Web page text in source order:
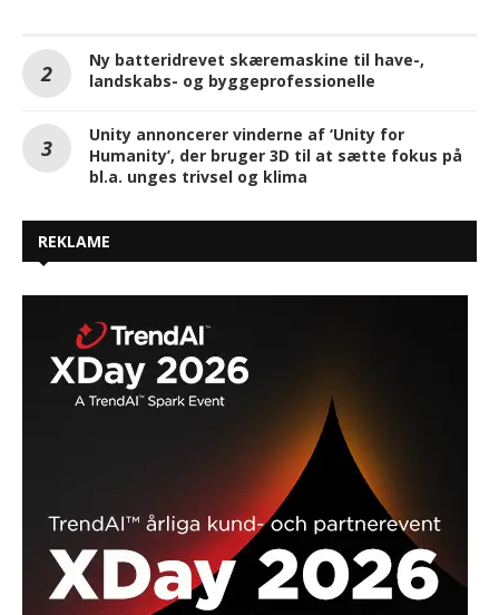
Ny batteridrevet skæremaskine til have-,
landskabs- og byggeprofessionelle
Unity annoncerer vinderne af ‘Unity for
Humanity’, der bruger 3D til at sætte fokus på
bl.a. unges trivsel og klima
REKLAME